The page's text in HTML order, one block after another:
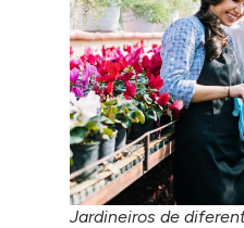
Jardineiros de